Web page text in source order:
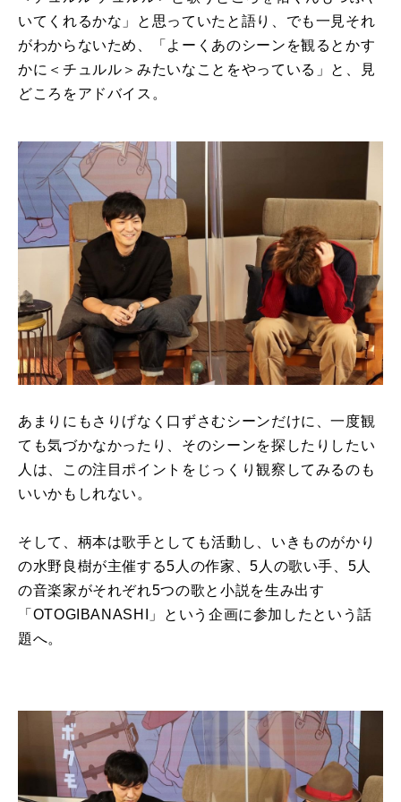
いてくれるかな」と思っていたと語り、でも一見それ
がわからないため、「よーくあのシーンを観るとかす
かに＜チュルル＞みたいなことをやっている」と、見
どころをアドバイス。
あまりにもさりげなく口ずさむシーンだけに、一度観
ても気づかなかったり、そのシーンを探したりしたい
人は、この注目ポイントをじっくり観察してみるのも
いいかもしれない。
そして、柄本は歌手としても活動し、いきものがかり
の水野良樹が主催する5人の作家、5人の歌い手、5人
の音楽家がそれぞれ5つの歌と小説を生み出す
「OTOGIBANASHI」という企画に参加したという話
題へ。